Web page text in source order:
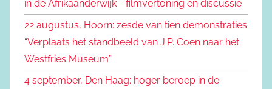
a
a
:
n
in de Afrikaanderwijk - filmvertoning en discussie
22 augustus, Hoorn: zesde van tien demonstraties
“Verplaats het standbeeld van J.P. Coen naar het
Westfries Museum”
4 september, Den Haag: hoger beroep in de